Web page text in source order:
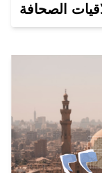
الصحافة